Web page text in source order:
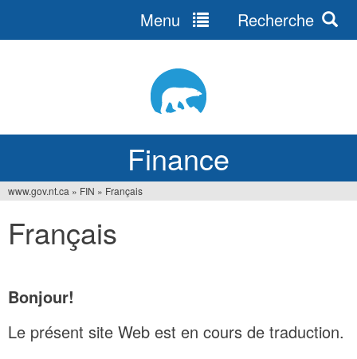
Finance
Menu Recherche
are
www.gov.nt.ca » FIN » Français
Français
Bonjour!
Le présent site Web est en cours de traduction.